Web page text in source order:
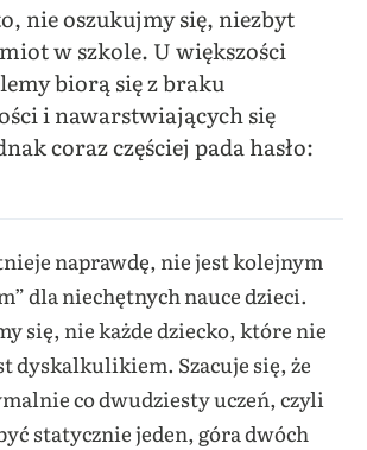
nie oszukujmy się, niezbyt
w szkole. U większości
biorą się z braku
i nawarstwiających się
coraz częściej pada hasło:
naprawdę, nie jest kolejnym
dla niechętnych nauce dzieci.
się, nie każde dziecko, które nie
dyskalkulikiem. Szacuje się, że
co dwudziesty uczeń, czyli
statycznie jeden, góra dwóch